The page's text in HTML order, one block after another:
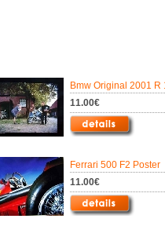
Bmw Original 2001 R
11.00€
Ferrari 500 F2 Poster
11.00€